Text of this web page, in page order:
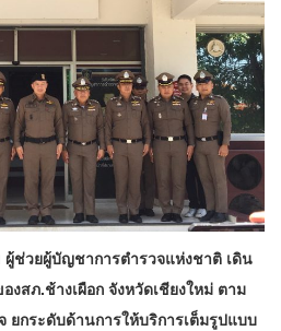
ช่วยผู้บัญชาการตำรวจแห่งชาติ เดิน
งสภ.ช้างเผือก จังหวัดเชียงใหม่ ตาม
ยกระดับด้านการให้บริการเต็มรูปแบบ